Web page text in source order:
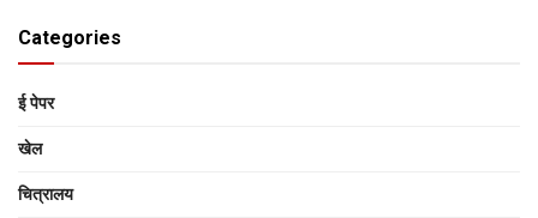
Categories
ई पेपर
खेल
चित्रालय